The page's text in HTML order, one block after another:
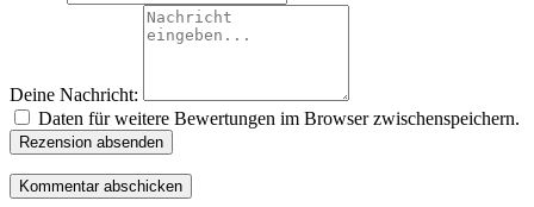
Deine Nachricht:
Daten für weitere Bewertungen im Browser zwischenspeichern.
Rezension absenden